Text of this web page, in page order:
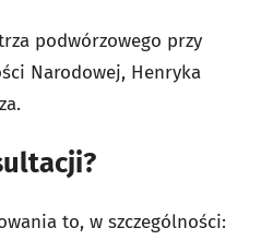
podwórzowego przy
Narodowej, Henryka
to, w szczególności: